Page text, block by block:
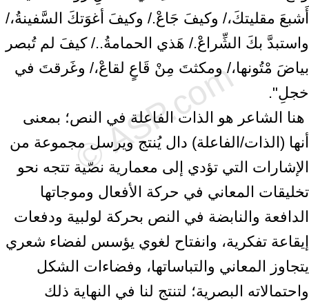
أَشبعَ ‏مقليتكَ،/ وكيفَ جَاعْ./ وكيفَ أغوَتكَ السَّفينةُ،/
واستبدَّ بكَ الشِّراعْ./ هَذي الحمامةُ../ ‏كيفَ لم تُبصر
بياضَ مْتُونها،/ ومكثتَ مِنْ قَاعٍ لقاعْ،/ وغَرقتَ في
خجلِ".‏ ‎
‎ هنا الشاعر هو الذات الفاعلة في النص؛ بمعنى
أنها (الذات/الفاعلة) دال يُنتج ويرسل ‏مجموعة من
الإشارات التي تؤدي إلى معمارية نصّية تتجه نحو
تخليقات المعاني في ‏حركة الأفعال وموجاتها
الدافعة والنابضة في النص بحركة لولبية ودفعات
إيقاعة تفكرية، ‏وانفتاح لغوي يؤسس لفضاء شعري
يتجاوز المعاني والتباساتها، وفضاءات الشكل
‏واحتمالاته البصرية؛ لتنتج لنا في النهاية ذلك